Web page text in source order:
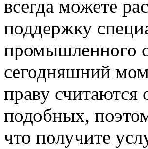
всегда можете
поддержку
промышленного
сегодняшний
праву
подобных,
что получите